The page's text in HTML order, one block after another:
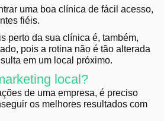
uma boa clínica de fácil acesso,
fiéis.
perto da sua clínica é, também,
pois a rotina não é tão alterada
em um local próximo.
local?
de uma empresa, é preciso
os melhores resultados com